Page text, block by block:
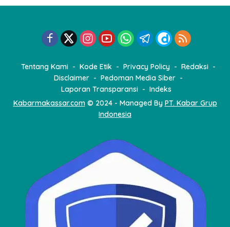
Tentang Kami Kode Etik Privacy Policy
Redaksi
Disclaimer
Pedoman Media Siber
Laporan Transparansi
Indeks
Kabarmakassar.com© 2024 - Managed By PT. Kabar Grup
Indonesia